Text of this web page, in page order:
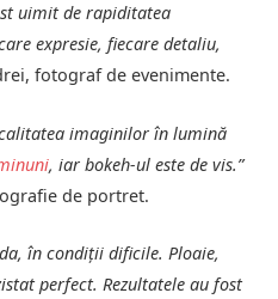
uimit de rapiditatea
expresie, fiecare detaliu,
fotograf de evenimente.
calitatea imaginilor în lumină
, iar bokeh-ul este de vis.”
de portret.
în condiții dificile. Ploaie,
perfect. Rezultatele au fost